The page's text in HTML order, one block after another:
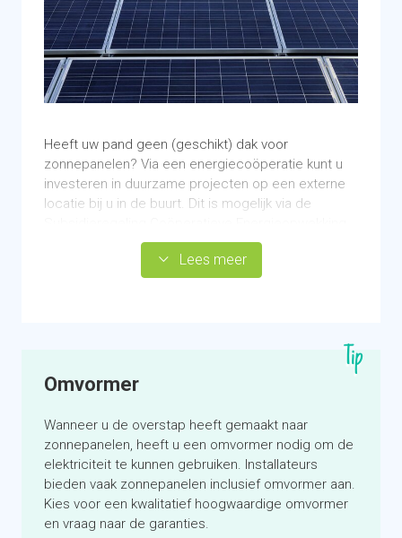
Heeft uw pand geen (geschikt) dak voor
zonnepanelen? Via een energiecoöperatie kunt u
investeren in duurzame projecten op een externe
locatie bij u in de buurt. Dit is mogelijk via de
(SCE). Samen met andere deelnemers in de
coöperatie investeert u in bijvoorbeeld een
zonneweide of zonnepanelen op een groot
U draagt bij aan duurzame stroomopwekking in
Ook mogelijk voor huurders (behalve als u huurt
inclusief energie)
Er zijn fiscale voordelen, maar deze zijn
complex
Beperkte keuze in energieleveranciers die
hieraan meewerken. Mogelijk moeten alle
Lees meer
Tip
Omvormer
Wanneer u de overstap heeft gemaakt naar
zonnepanelen, heeft u een omvormer nodig om de
elektriciteit te kunnen gebruiken. Installateurs
bieden vaak zonnepanelen inclusief omvormer aan.
Kies voor een kwalitatief hoogwaardige omvormer
en vraag naar de garanties.